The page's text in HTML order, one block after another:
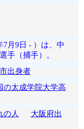
月9日 - ）は、中
手（捕手）。
出身者
の太成学院大学高
の人
大阪府出